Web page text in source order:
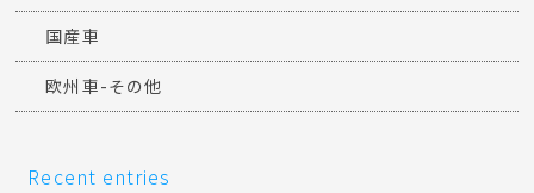
国産車
欧州車-その他
Recent entries